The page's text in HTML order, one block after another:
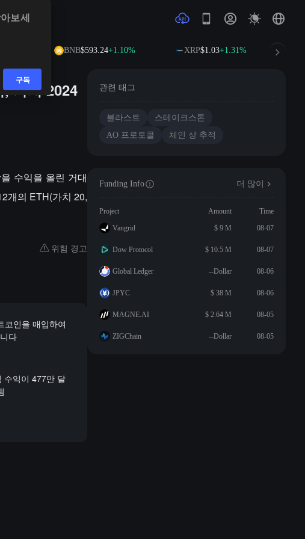
BNB$593.24+1.10% XRP$1.03+1.31%
가치 2024
수익을 올린 거대
개의 ETH(가치 20,
위험 경고
코인을 매입하여
다
수익이 477만 달
관련 태그
블라스트
스테이크스톤
AO 프로토콜
체인 상 추적
Funding Info 더 많이
Project Amount
Time
Vangrid
$ 9 M 08-07
Dow Protocol $ 10.5 M 08-07
Global Ledger --Dollar 08-06
JPYC $ 38 M 08-06
MAGNE.AI $ 2.64 M 08-05
ZIGChain --Dollar 08-05
보세
구독